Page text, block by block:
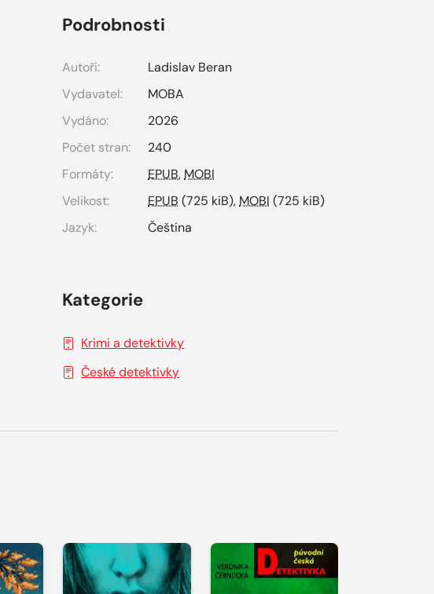
Podrobnosti
Autoři:
Ladislav Beran
Vydavatel:
MOBA
Vydáno:
2026
Počet stran:
240
Formáty:
EPUB, MOBI
Velikost:
EPUB (725 kiB), MOBI (725 kiB)
Jazyk:
Čeština
Kategorie
Krimi a detektivky
České detektivky